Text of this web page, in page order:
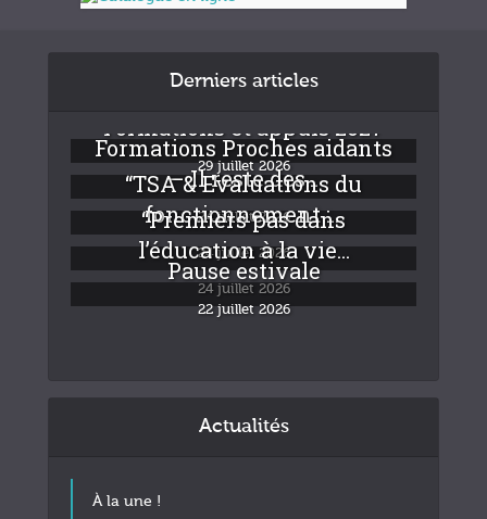
Derniers articles
Formations et appuis 2027
29 juillet 2026
Formations Proches aidants
– Il reste des...
24 juillet 2026
“TSA & Evaluations du
fonctionnement :...
24 juillet 2026
“Premiers pas dans
l’éducation à la vie...
24 juillet 2026
Pause estivale
22 juillet 2026
Actualités
À la une !